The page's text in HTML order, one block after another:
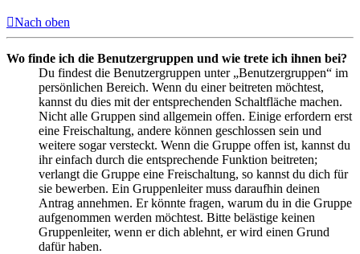
Nach oben
Wo finde ich die Benutzergruppen und wie trete ich ihnen bei?
Du findest die Benutzergruppen unter „Benutzergruppen“ im
persönlichen Bereich. Wenn du einer beitreten möchtest,
kannst du dies mit der entsprechenden Schaltfläche machen.
Nicht alle Gruppen sind allgemein offen. Einige erfordern erst
eine Freischaltung, andere können geschlossen sein und
weitere sogar versteckt. Wenn die Gruppe offen ist, kannst du
ihr einfach durch die entsprechende Funktion beitreten;
verlangt die Gruppe eine Freischaltung, so kannst du dich für
sie bewerben. Ein Gruppenleiter muss daraufhin deinen
Antrag annehmen. Er könnte fragen, warum du in die Gruppe
aufgenommen werden möchtest. Bitte belästige keinen
Gruppenleiter, wenn er dich ablehnt, er wird einen Grund
dafür haben.